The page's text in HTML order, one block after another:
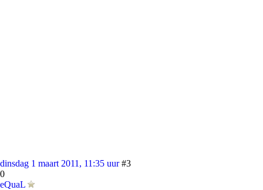
dinsdag 1 maart 2011, 11:35 uur #3
0
eQuaL